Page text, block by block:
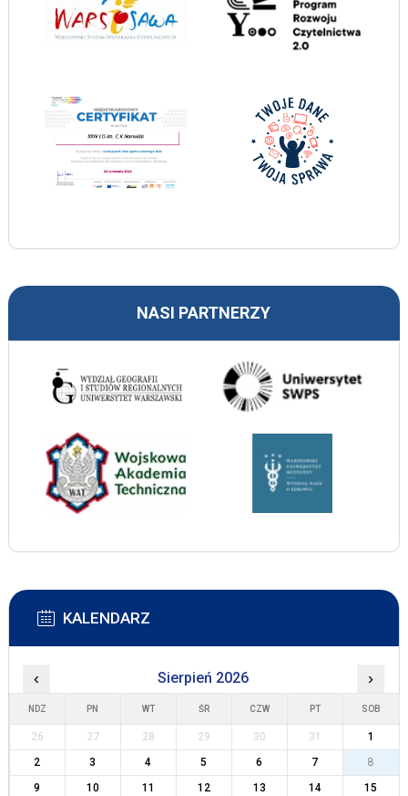
NASI PARTNERZY
KALENDARZ
‹ Sierpień 2026 ›
NDZ PN WT ŚR CZW PT SOB
26 27 28 29 30 31
1
2
3 4 5 6 7
8
9
10 11 12 13 14
15